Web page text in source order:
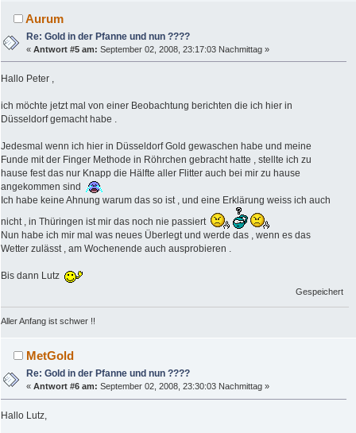
Aurum
Re: Gold in der Pfanne und nun ????
«Antwort #5 am: September 02, 2008, 23:17:03 Nachmittag »
Hallo Peter ,
ich möchte jetzt mal von einer Beobachtung berichten die ich hier in
Düsseldorf gemacht habe .
Jedesmal wenn ich hier in Düsseldorf Gold gewaschen habe und meine
Funde mit der Finger Methode in Röhrchen gebracht hatte , stellte ich zu
hause fest das nur Knapp die Hälfte aller Flitter auch bei mir zu hause
angekommen sind
Ich habe keine Ahnung warum das so ist , und eine Erklärung weiss ich auch
nicht , in Thüringen ist mir das noch nie passiert
Nun habe ich mir mal was neues Überlegt und werde das , wenn es das
Wetter zulässt , am Wochenende auch ausprobieren .
Bis dann Lutz
Gespeichert
Aller Anfang ist schwer !!
MetGold
Re: Gold in der Pfanne und nun ????
«Antwort #6 am: September 02, 2008, 23:30:03 Nachmittag »
Hallo Lutz,